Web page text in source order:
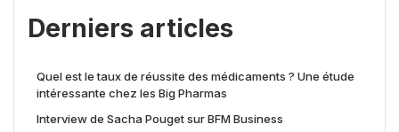
Derniers articles
Quel est le taux de réussite des médicaments ? Une étude
intéressante chez les Big Pharmas
Interview de Sacha Pouget sur BFM Business